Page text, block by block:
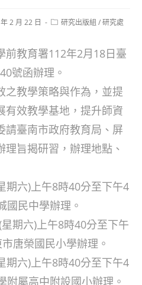
2 月 22 日
Post研究出版組 /研究處
前教育署112年2月18日臺
號函辦理。
之教學策略與作為，並提
有效教學基地，提升師資
請臺南市政府教育局、屏
旨揭研習，辦理地點、
期六)上午8時40分至下午4
國民中學辦理。
期六)上午8時40分至下午
唐榮國民小學辦理。
期六)上午8時40分至下午4
附屬高中附設國小辦理。